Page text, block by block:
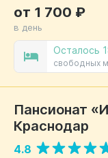
Осталось
свободных
от 1 700 ₽
в день
Пансионат
Краснодар
4.8